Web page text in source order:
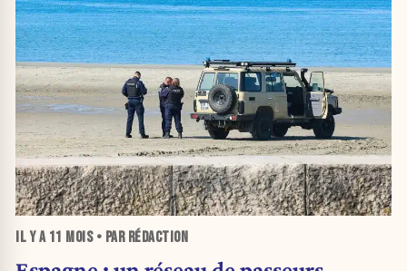
IL Y A 11 MOIS• PAR RÉDACTION